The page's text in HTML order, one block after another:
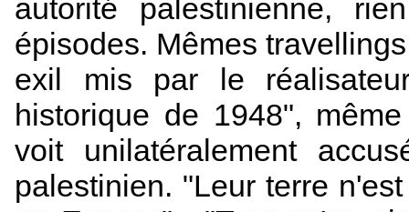
autorité palestinienne,
épisodes. Mêmes
exil mis par le
historique de 1948",
voit unilatéralement
palestinien. "Leur terre